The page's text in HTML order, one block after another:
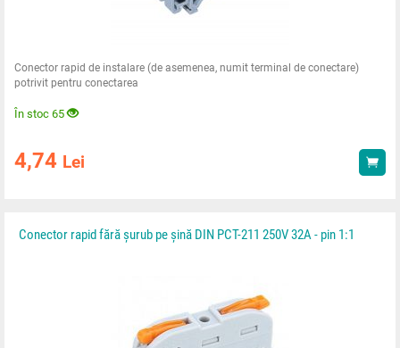
Conector rapid de instalare (de asemenea, numit terminal de conectare)
potrivit pentru conectarea
În stoc 65
4,74 Lei
Conector rapid fără șurub pe șină DIN PCT-211 250V 32A - pin 1:1